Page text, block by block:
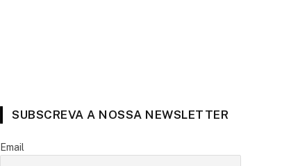
SUBSCREVA A NOSSA NEWSLETTER
Email